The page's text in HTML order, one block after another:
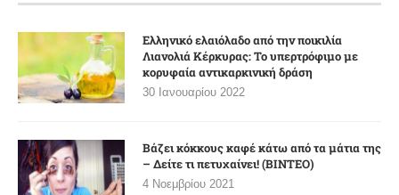
Ελληνικό ελαιόλαδο από την ποικιλία
Λιανολιά Κέρκυρας: Το υπερτρόφιμο με
κορυφαία αντικαρκινική δράση
30 Ιανουαρίου 2022
Βάζει κόκκους καφέ κάτω από τα μάτια της
– Δείτε τι πετυχαίνει! (ΒΙΝΤΕΟ)
4 Νοεμβρίου 2021